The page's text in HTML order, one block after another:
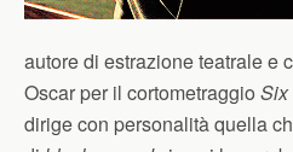
autore di estrazione teatrale e
Oscar per il cortometraggio Six
dirige con personalità quella